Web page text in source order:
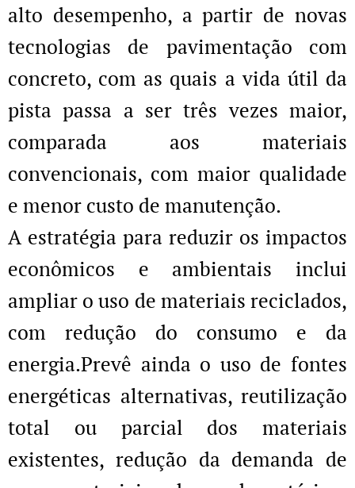
alto desempenho, a partir de novas
tecnologias de pavimentação com
concreto, com as quais a vida útil da
pista passa a ser três vezes maior,
comparada aos materiais
convencionais, com maior qualidade
e menor custo de manutenção.
A estratégia para reduzir os impactos
econômicos e ambientais inclui
ampliar o uso de materiais reciclados,
com redução do consumo e da
energia.Prevê ainda o uso de fontes
energéticas alternativas, reutilização
total ou parcial dos materiais
existentes, redução da demanda de